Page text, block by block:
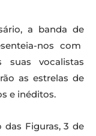
a banda de
nos com
suas vocalistas
as estrelas de
e inéditos.
das Figuras, 3 de